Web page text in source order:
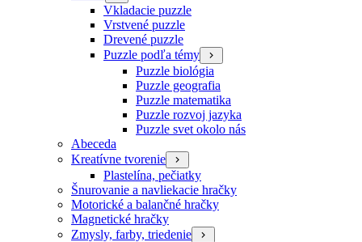
Vkladacie puzzle
Vrstvené puzzle
Drevené puzzle
Puzzle podľa témy
Puzzle biológia
Puzzle geografia
Puzzle matematika
Puzzle rozvoj jazyka
Puzzle svet okolo nás
Abeceda
Kreatívne tvorenie
Plastelína, pečiatky
Šnurovanie a navliekacie hračky
Motorické a balančné hračky
Magnetické hračky
Zmysly, farby, triedenie